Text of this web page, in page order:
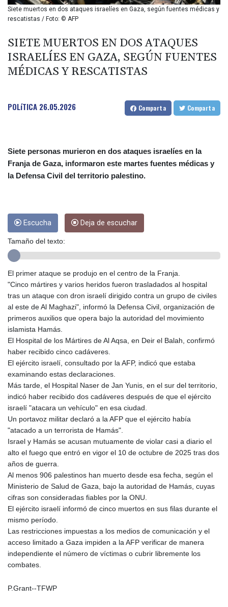
BWP 13.550126
BZD 2.01494
CAD 1.401975
CDF
CLP 915.880237
CNY 6.74905
CRC 455.750926
CUC 1
EGP 49.781403
ETB 161.7072
EUR 0.86772
FJD 2.21395
FKP 0.743241
GBP 0.743915
GGP 0.743241
GIP 0.743241
GNF
8798.496547
GYD 209.601111
HNL 26.852845
HRK 6.538201
HUF 317.973979
IDR 17878.8
IMP 0.743241
IQD
1312.470159
IRR
Siete muertos en dos ataques israelíes en Gaza, según fuentes médicas y
rescatistas / Foto: © AFP
SIETE MUERTOS EN DOS ATAQUES
ISRAELÍES EN GAZA, SEGÚN FUENTES
MÉDICAS Y RESCATISTAS
POLíTICA 26.05.2026 Comparta Comparta
Siete personas murieron en dos ataques israelíes en la
Franja de Gaza, informaron este martes fuentes médicas y
la Defensa Civil del territorio palestino.
Escucha Deja de escuchar
Tamaño del texto:
El primer ataque se produjo en el centro de la Franja.
"Cinco mártires y varios heridos fueron trasladados al hospital
tras un ataque con dron israelí dirigido contra un grupo de civiles
al este de Al Maghazi", informó la Defensa Civil, organización de
primeros auxilios que opera bajo la autoridad del movimiento
islamista Hamás.
El Hospital de los Mártires de Al Aqsa, en Deir el Balah, confirmó
haber recibido cinco cadáveres.
El ejército israelí, consultado por la AFP, indicó que estaba
examinando estas declaraciones.
Más tarde, el Hospital Naser de Jan Yunis, en el sur del territorio,
indicó haber recibido dos cadáveres después de que el ejército
israelí "atacara un vehículo" en esa ciudad.
Un portavoz militar declaró a la AFP que el ejército había
"atacado a un terrorista de Hamás".
Israel y Hamás se acusan mutuamente de violar casi a diario el
alto el fuego que entró en vigor el 10 de octubre de 2025 tras dos
años de guerra.
Al menos 906 palestinos han muerto desde esa fecha, según el
Ministerio de Salud de Gaza, bajo la autoridad de Hamás, cuyas
cifras son consideradas fiables por la ONU.
El ejército israelí informó de cinco muertos en sus filas durante el
mismo período.
Las restricciones impuestas a los medios de comunicación y el
acceso limitado a Gaza impiden a la AFP verificar de manera
independiente el número de víctimas o cubrir libremente los
combates.
P.Grant--TFWP